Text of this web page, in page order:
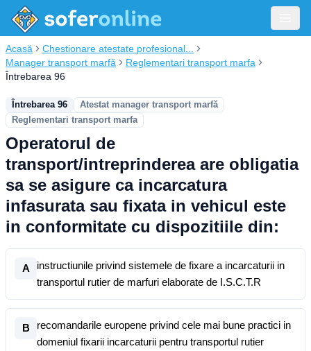
Acasă
Chestionare atestate profesional...
Manager transport marfă
Reglementari transport marfa
Întrebarea 96
Întrebarea 96
Atestat manager transport marfă
Reglementari transport marfa
Operatorul de
transport/intreprinderea are obligatia
sa se asigure ca incarcatura
infasurata sau fixata in vehicul este
in conformitate cu dispozitiile din:
A
instructiunile privind sistemele de fixare a incarcaturii in
transportul rutier de marfuri elaborate de I.S.C.T.R
B
recomandarile europene privind cele mai bune practici in
domeniul fixarii incarcaturii pentru transportul rutier